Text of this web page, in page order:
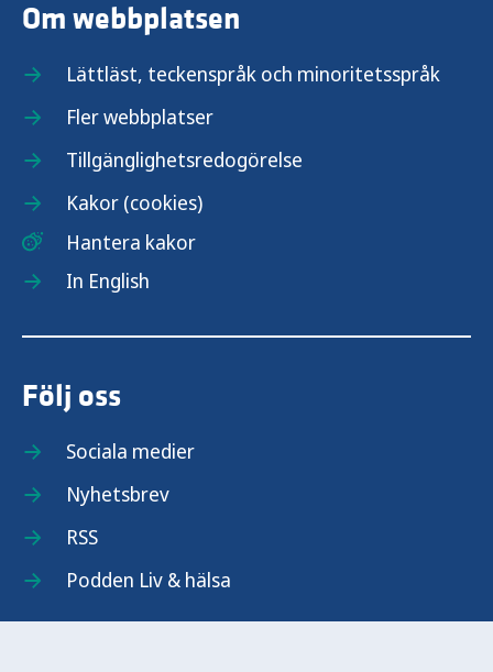
Om webbplatsen
Lättläst, teckenspråk och minoritetsspråk
Fler webbplatser
Tillgänglighetsredogörelse
Kakor (cookies)
Hantera kakor
In English
Följ oss
Sociala medier
Nyhetsbrev
RSS
Podden Liv & hälsa